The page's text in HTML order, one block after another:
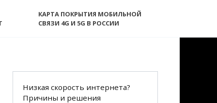
КАРТА ПОКРЫТИЯ МОБИЛЬНОЙ
СВЯЗИ 4G И 5G В РОССИИ
Низкая скорость интернета?
Причины и решения